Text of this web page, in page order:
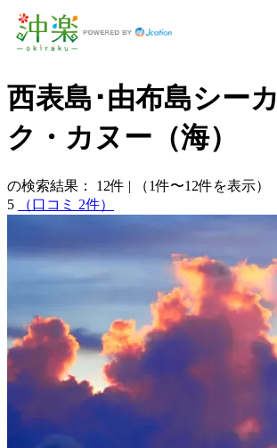
西表島･由布島シー
ク・カヌー（海）
の検索結果： 12件 |
（1件〜12件を表示）
5
（口コミ 2件）